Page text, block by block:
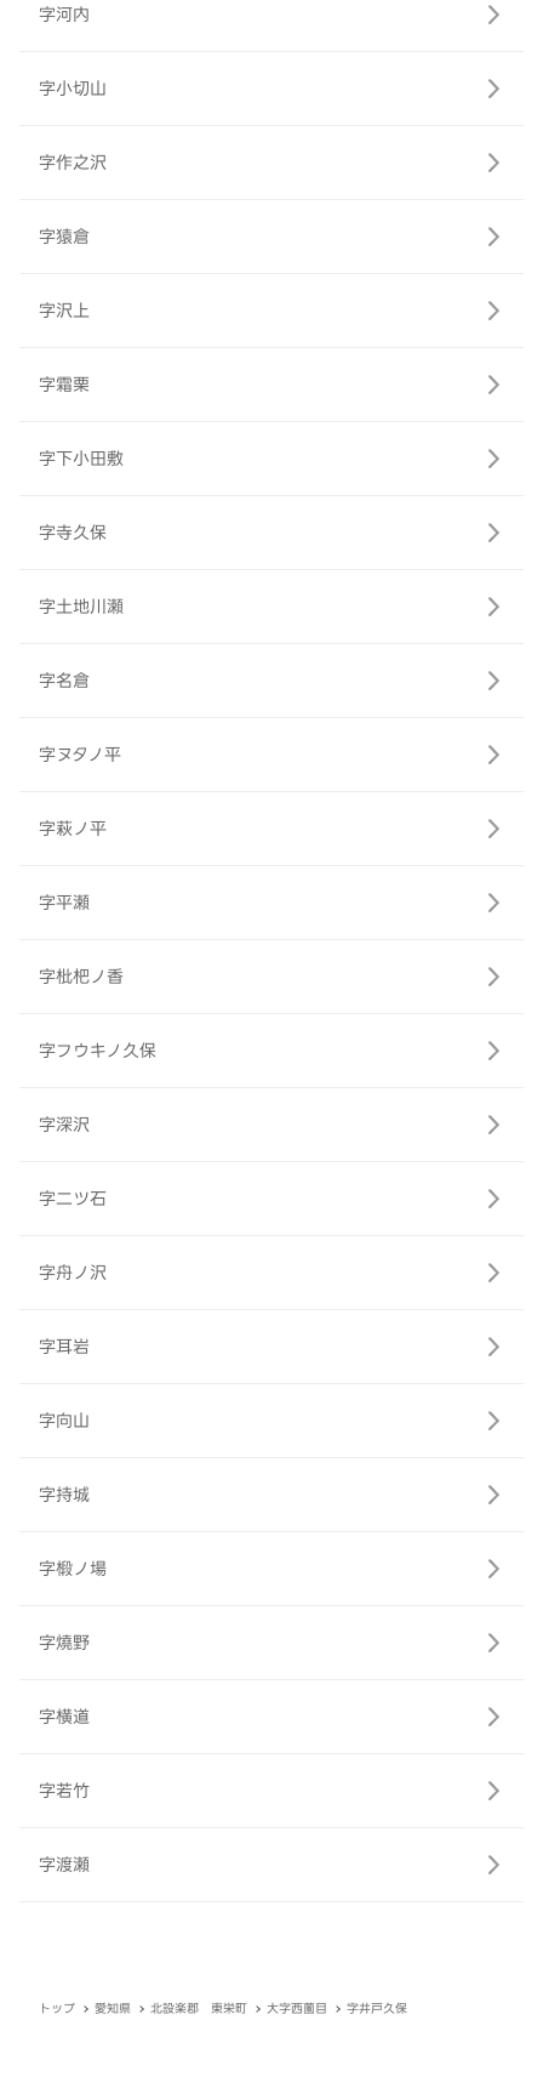
字河内
字小切山
字作之沢
字猿倉
字沢上
字霜栗
字下小田敷
字寺久保
字土地川瀬
字名倉
字ヌタノ平
字萩ノ平
字平瀬
字枇杷ノ香
字フウキノ久保
字深沢
字二ツ石
字舟ノ沢
字耳岩
字向山
字持城
字椴ノ場
字燒野
字横道
字若竹
字渡瀬
トップ 愛知県 北設楽郡 東栄町 大字西薗目 字井戸久保